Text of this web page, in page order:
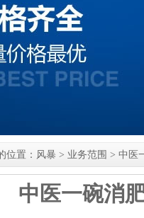
位置： 风暴 > 业务范围 > 中医
中医一碗消